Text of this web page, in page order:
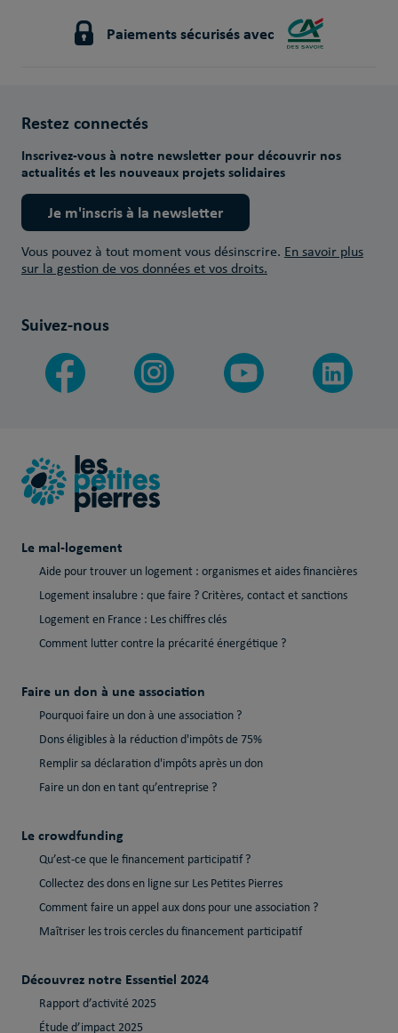
Paiements sécurisés avec
Restez connectés
Inscrivez-vous à notre newsletter pour découvrir nos
actualités et les nouveaux projets solidaires
Je m'inscris à la newsletter
Vous pouvez à tout moment vous désinscrire. En savoir plus
sur la gestion de vos données et vos droits.
Suivez-nous
Le mal-logement
Aide pour trouver un logement : organismes et aides financières
Logement insalubre : que faire ? Critères, contact et sanctions
Logement en France : Les chiffres clés
Comment lutter contre la précarité énergétique ?
Faire un don à une association
Pourquoi faire un don à une association ?
Dons éligibles à la réduction d'impôts de 75%
Remplir sa déclaration d'impôts après un don
Faire un don en tant qu’entreprise ?
Le crowdfunding
Qu’est-ce que le financement participatif ?
Collectez des dons en ligne sur Les Petites Pierres
Comment faire un appel aux dons pour une association ?
Maîtriser les trois cercles du financement participatif
Découvrez notre Essentiel 2024
Rapport d’activité 2025
Étude d’impact 2025